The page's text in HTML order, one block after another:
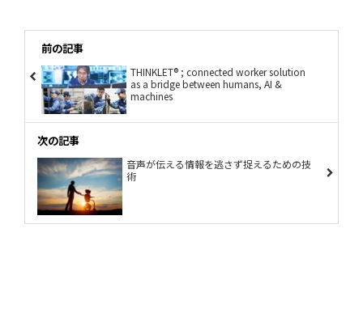
前の記事
THINKLET®️ ; connected worker solution
as a bridge between humans, AI &
machines
次の記事
音声が伝える情報を逃さず捉えるための技
術